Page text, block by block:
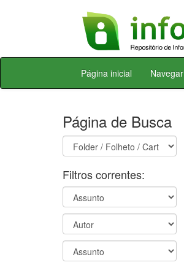
Skip
Página inicial Navegar
Página de Busca
Filtros correntes: